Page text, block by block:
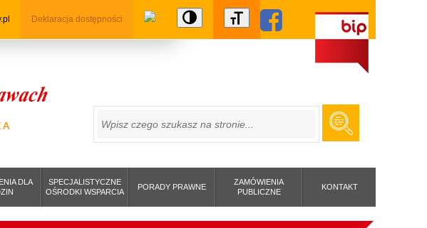
Deklaracja dostępności
SZUKAJ
DLA
SPECJALISTYCZNE
OŚRODKI WSPARCIA
PORADY PRAWNE
ZAMÓWIENIA
PUBLICZNE
KONTAKT